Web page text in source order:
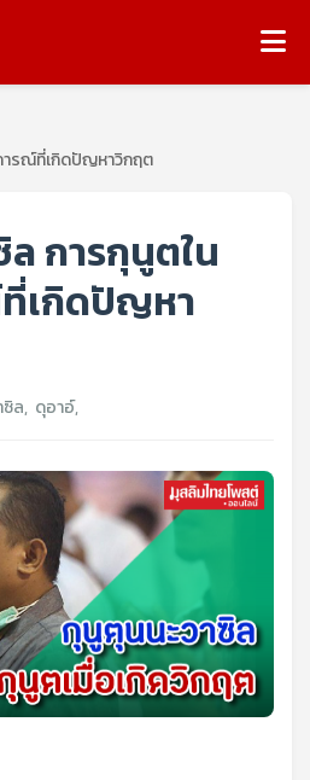
ารณ์ที่เกิดปัญหาวิกฤต
การกุนูตใน
เกิดปัญหา
ซิล, ดุอาอ์,